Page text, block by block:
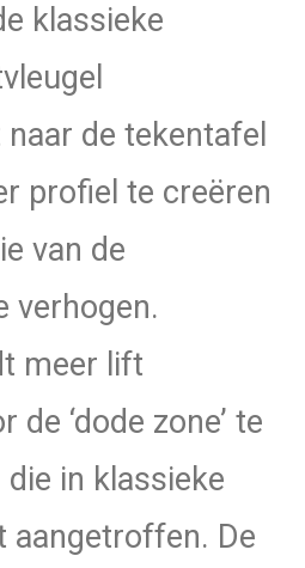
klassieke
de tekentafel
profiel te creëren
van de
verhogen.
meer lift
de ‘dode zone’ te
in klassieke
aangetroffen. De